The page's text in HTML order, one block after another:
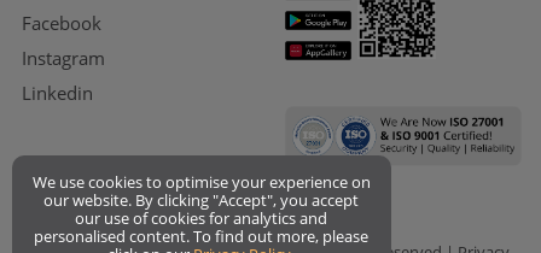
Facebook
Instagram
Linkedin
We use cookies to optimise your experience on
our website. By clicking "Accept", you accept
our use of cookies for analytics and
personalised content. To find out more, please